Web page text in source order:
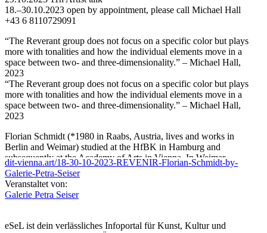
18.–30.10.2023 open by appointment, please call Michael Hall
+43 6 8110729091
“The Reverant group does not focus on a specific color but plays
more with tonalities and how the individual elements move in a
space between two- and three-dimensionality.” – Michael Hall,
2023
“The Reverant group does not focus on a specific color but plays
more with tonalities and how the individual elements move in a
space between two- and three-dimensionality.” – Michael Hall,
2023
Florian Schmidt (*1980 in Raabs, Austria, lives and works in
Berlin and Weimar) studied at the HfBK in Hamburg and
subsequently at the Academy of Arts in Vienna. In Weimar,
Schmidt is an artistic associate at the Bauhaus-University. He has
had international solo and group exhibitions at Kunsthalle Krems,
Hudson Valley Center for Contemporary Art, Peekskill, New
York, Princeton University Art Museum, MUMOK, Vienna,
Art Biennale at the National Art Museum of China, among others.
dit-vienna.art/18-30-10-2023-REVENIR-Florian-Schmidt-by-
Galerie-Petra-Seiser
Veranstaltet von:
Galerie Petra Seiser
eSeL ist dein verlässliches Infoportal für Kunst, Kultur und